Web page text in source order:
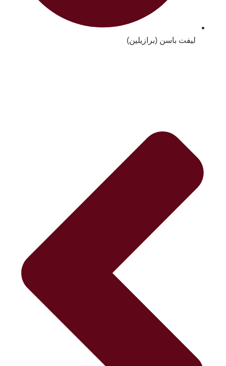
لیفت باسن (برازیلین)